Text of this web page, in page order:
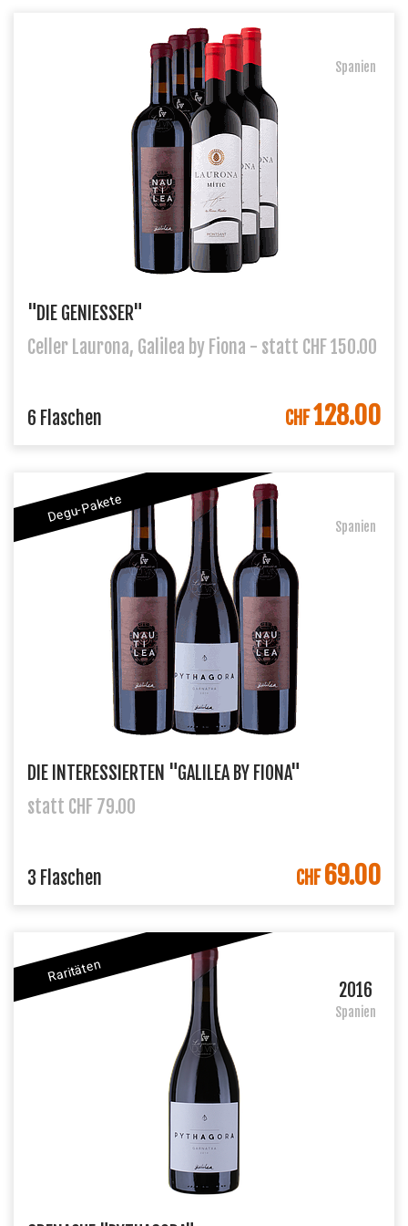
Spanien
"DIE GENIESSER"
Celler Laurona, Galilea by Fiona - statt CHF 150.00
IN DEN WARENKORB
6 Flaschen CHF128.00
Degu-Pakete
Spanien
DIE INTERESSIERTEN "GALILEA BY FIONA"
statt CHF 79.00
IN DEN WARENKORB
3 Flaschen CHF69.00
Raritäten
2016
Spanien